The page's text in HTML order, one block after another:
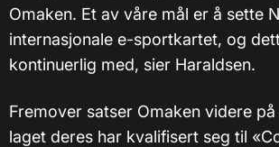
Omaken. Et av våre mål er å sette
internasjonale e-sportkartet, og
kontinuerlig med, sier Haraldsen.
Fremover satser Omaken videre på
laget deres har kvalifisert seg til